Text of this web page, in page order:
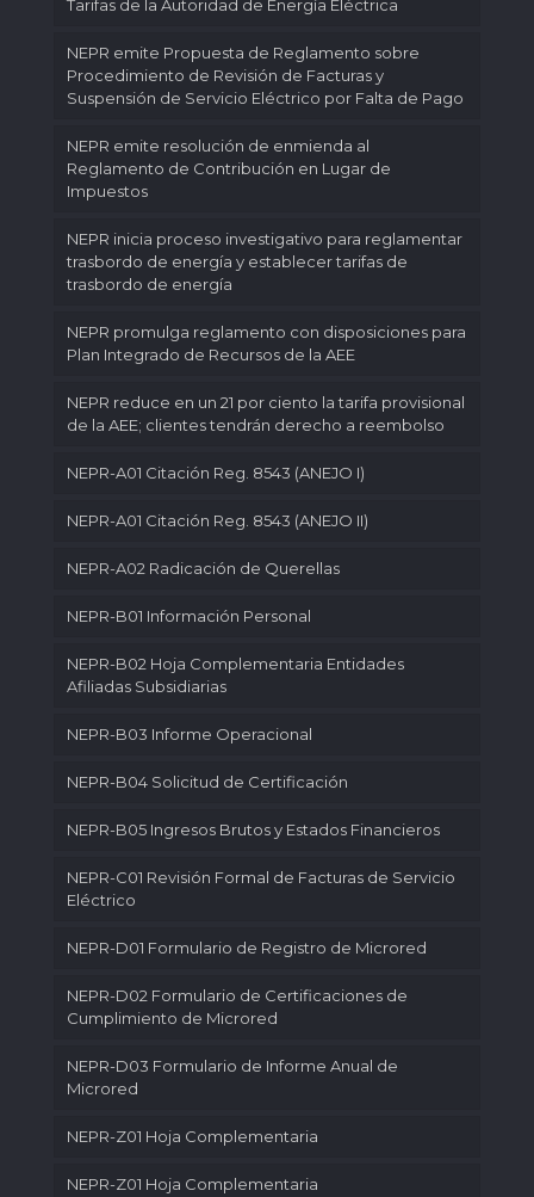
Tarifas de la Autoridad de Energía Eléctrica
NEPR emite Propuesta de Reglamento sobre
Procedimiento de Revisión de Facturas y
Suspensión de Servicio Eléctrico por Falta de Pago
NEPR emite resolución de enmienda al
Reglamento de Contribución en Lugar de
Impuestos
NEPR inicia proceso investigativo para reglamentar
trasbordo de energía y establecer tarifas de
trasbordo de energía
NEPR promulga reglamento con disposiciones para
Plan Integrado de Recursos de la AEE
NEPR reduce en un 21 por ciento la tarifa provisional
de la AEE; clientes tendrán derecho a reembolso
NEPR-A01 Citación Reg. 8543 (ANEJO I)
NEPR-A01 Citación Reg. 8543 (ANEJO II)
NEPR-A02 Radicación de Querellas
NEPR-B01 Información Personal
NEPR-B02 Hoja Complementaria Entidades
Afiliadas Subsidiarias
NEPR-B03 Informe Operacional
NEPR-B04 Solicitud de Certificación
NEPR-B05 Ingresos Brutos y Estados Financieros
NEPR-C01 Revisión Formal de Facturas de Servicio
Eléctrico
NEPR-D01 Formulario de Registro de Microred
NEPR-D02 Formulario de Certificaciones de
Cumplimiento de Microred
NEPR-D03 Formulario de Informe Anual de
Microred
NEPR-Z01 Hoja Complementaria
NEPR-Z01 Hoja Complementaria